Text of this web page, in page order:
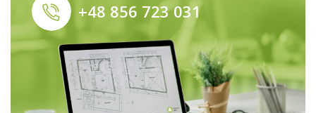
+48 856 723 031